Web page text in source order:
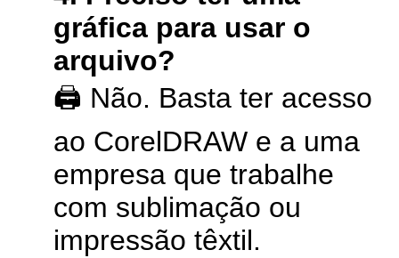
gráfica para usar o
arquivo?
🖨️ Não. Basta ter acesso
ao CorelDRAW e a uma
empresa que trabalhe
com sublimação ou
impressão têxtil.